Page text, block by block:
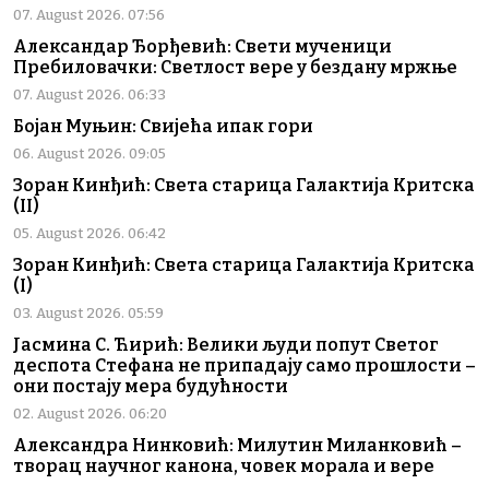
07. August 2026. 07:56
Александар Ђорђевић: Свети мученици
Пребиловачки: Светлост вере у бездану мржње
07. August 2026. 06:33
Бојан Муњин: Свијећа ипак гори
06. August 2026. 09:05
Зоран Кинђић: Света старица Галактија Критска
(II)
05. August 2026. 06:42
Зоран Кинђић: Света старица Галактија Критска
(I)
03. August 2026. 05:59
Јасмина С. Ћирић: Велики људи попут Светог
деспота Стефана не припадају само прошлости –
они постају мера будућности
02. August 2026. 06:20
Александра Нинковић: Милутин Миланковић –
творац научног канона, човек морала и вере